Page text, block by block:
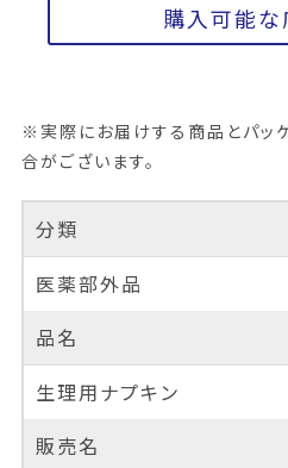
購入可能な
※実際にお届けする商品とパッ
合がございます。
分類
医薬部外品
品名
生理用ナプキン
販売名